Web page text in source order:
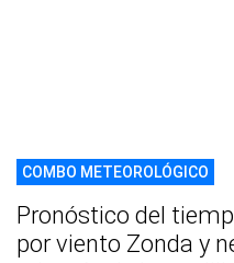
COMBO METEOROLÓGICO
Pronóstico del
por viento Zonda y